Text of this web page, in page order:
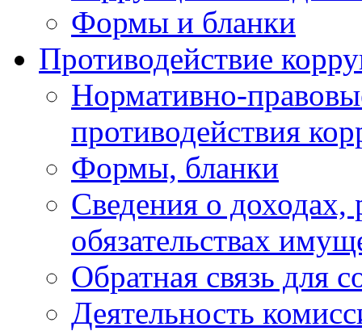
Формы и бланки
Противодействие
Нормативно-
противодействия
Формы, бланки
Сведения о доходах,
обязательствах
Обратная связь для
Деятельность